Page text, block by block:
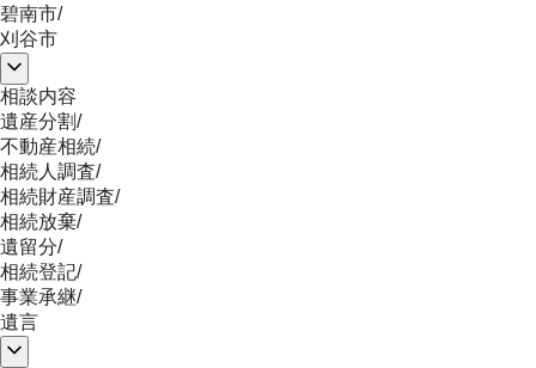
碧南市/
刈谷市
相談内容
遺産分割/
不動産相続/
相続人調査/
相続財産調査/
相続放棄/
遺留分/
相続登記/
事業承継/
遺言